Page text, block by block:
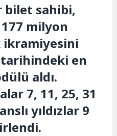
bilet sahibi,
milyon
en
aldı.
7, 11, 25, 31
yıldızlar 9